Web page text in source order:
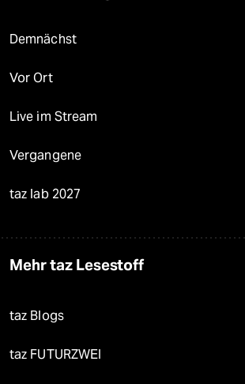
Demnächst
Vor Ort
Live im Stream
Vergangene
taz lab 2027
Mehr taz Lesestoff
taz Blogs
taz FUTURZWEI